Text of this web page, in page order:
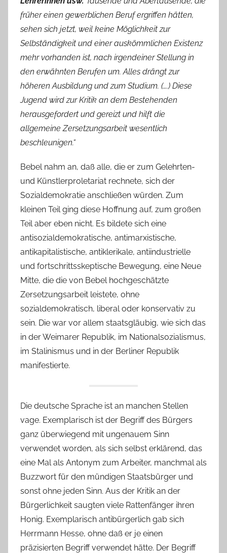
früher einen gewerblichen Beruf ergriffen hätten,
sehen sich jetzt, weil keine Möglichkeit zur
Selbständigkeit und einer auskömmlichen Existenz
mehr vorhanden ist, nach irgendeiner Stellung in
den erwähnten Berufen um. Alles drängt zur
höheren Ausbildung und zum Studium. (….) Diese
Jugend wird zur Kritik an dem Bestehenden
herausgefordert und gereizt und hilft die
allgemeine Zersetzungsarbeit wesentlich
beschleunigen.“
Bebel nahm an, daß alle, die er zum Gelehrten-
und Künstlerproletariat rechnete, sich der
Sozialdemokratie anschließen würden. Zum
kleinen Teil ging diese Hoffnung auf, zum großen
Teil aber eben nicht. Es bildete sich eine
antisozialdemokratische, antimarxistische,
antikapitalistische, antiklerikale, antiindustrielle
und fortschrittsskeptische Bewegung, eine Neue
Mitte, die die von Bebel hochgeschätzte
Zersetzungsarbeit leistete, ohne
sozialdemokratisch, liberal oder konservativ zu
sein. Die war vor allem staatsgläubig, wie sich das
in der Weimarer Republik, im Nationalsozialismus,
im Stalinismus und in der Berliner Republik
manifestierte.
Die deutsche Sprache ist an manchen Stellen
vage. Exemplarisch ist der Begriff des Bürgers
ganz überwiegend mit ungenauem Sinn
verwendet worden, als sich selbst erklärend, das
eine Mal als Antonym zum Arbeiter, manchmal als
Buzzwort für den mündigen Staatsbürger und
sonst ohne jeden Sinn. Aus der Kritik an der
Bürgerlichkeit saugten viele Rattenfänger ihren
Honig. Exemplarisch antibürgerlich gab sich
Herrmann Hesse, ohne daß er je einen
präzisierten Begriff verwendet hätte. Der Begriff